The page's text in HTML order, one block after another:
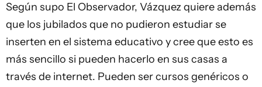
Según supo El Observador, Vázquez quiere además
que los jubilados que no pudieron estudiar se
inserten en el sistema educativo y cree que esto es
más sencillo si pueden hacerlo en sus casas a
través de internet. Pueden ser cursos genéricos o